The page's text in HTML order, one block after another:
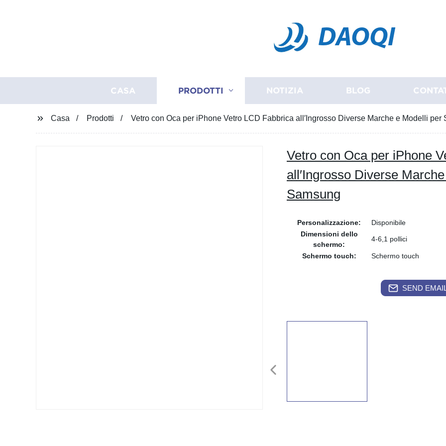
DAOQI
CASA PRODOTTI NOTIZIA BLOG
Casa Prodotti Vetro con Oca per iPhone Vetro LCD Fabbrica all′Ingrosso Diverse Marche e Modelli per
Vetro con Oca per iPhone
all′Ingrosso Diverse
Samsung
Personalizzazione:
Disponibile
Dimensioni dello
schermo:
4-6,1 pollici
Schermo touch: Schermo touch
SEND